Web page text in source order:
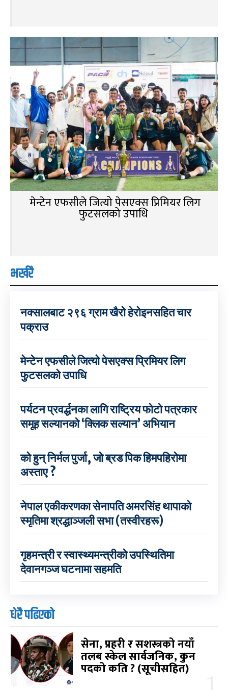
मेन्टेन एफसीले जित्यो पेसएक्स प्रिमियर लिग
फुटसलको उपाधि
भर्खरै
नक्सालबाट २९६ ग्राम खैरो हेरोइनसहित चार
पक्राउ
मेन्टेन एफसीले जित्यो पेसएक्स प्रिमियर लिग
फुटसलको उपाधि
पर्यटन प्रवर्द्धनका लागि राष्ट्रिय फोटो पत्रकार
समूह सल्यानको ‘क्लिक सल्यान’ अभियान
को हुन् निर्मल पुर्जा, जो ब्रड पिक हिमपहिरोमा
अस्ताए ?
नेपाल एकीकरणका सेनापति अमरसिंह थापाको
स्मृतिमा श्रद्धाञ्जली सभा (तस्वीरहरू)
गृहमन्त्री र स्वास्थ्यमन्त्रीको उपस्थितिमा
देवानगञ्ज घटनामा सहमति
धेरै पढिएको
सेना, प्रहरी र सशस्त्रको नयाँ
तलब स्केल सार्वजनिक, कुन
पदको कति ? (सूचीसहित)